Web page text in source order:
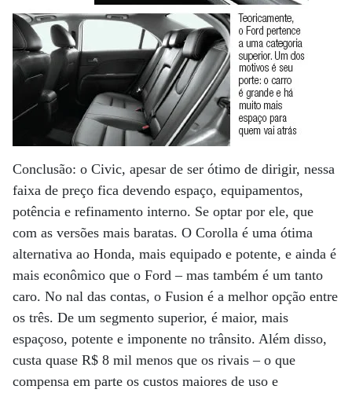
Conclusão: o Civic, apesar de ser ótimo de dirigir, nessa
faixa de preço fica devendo espaço, equipamentos,
potência e refinamento interno. Se optar por ele, que
com as versões mais baratas. O Corolla é uma ótima
alternativa ao Honda, mais equipado e potente, e ainda é
mais econômico que o Ford – mas também é um tanto
caro. No nal das contas, o Fusion é a melhor opção entre
os três. De um segmento superior, é maior, mais
espaçoso, potente e imponente no trânsito. Além disso,
custa quase R$ 8 mil menos que os rivais – o que
compensa em parte os custos maiores de uso e